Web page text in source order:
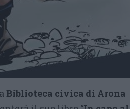
Biblioteca civica di Arona